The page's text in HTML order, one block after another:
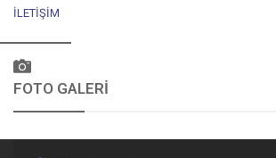
İLETIŞIM
FOTO GALERİ